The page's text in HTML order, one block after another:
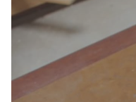
Entdecken Sie die
vielfältigen
Kalkfarben!
Baumaterialien
ästhetische